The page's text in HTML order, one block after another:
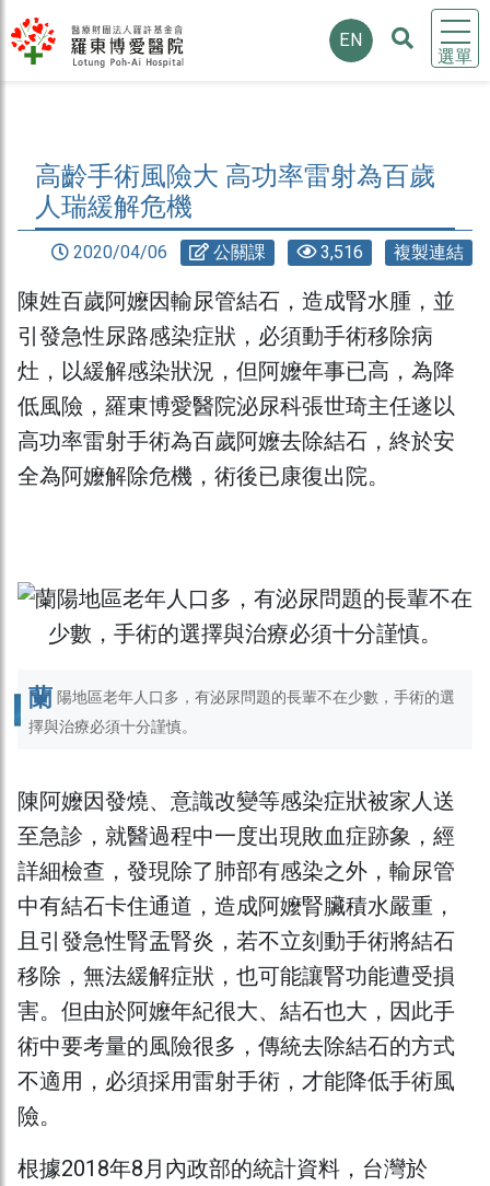
選單
EN
高齡手術風險大 高功率雷射為百歲
人瑞緩解危機
2020/04/06 公關課 3,516 複製連結
陳姓百歲阿嬤因輸尿管結石，造成腎水腫，並
引發急性尿路感染症狀，必須動手術移除病
灶，以緩解感染狀況，但阿嬤年事已高，為降
低風險，羅東博愛醫院泌尿科張世琦主任遂以
高功率雷射手術為百歲阿嬤去除結石，終於安
全為阿嬤解除危機，術後已康復出院。
蘭陽地區老年人口多，有泌尿問題的長輩不在少數，手術的選
擇與治療必須十分謹慎。
陳阿嬤因發燒、意識改變等感染症狀被家人送
至急診，就醫過程中一度出現敗血症跡象，經
詳細檢查，發現除了肺部有感染之外，輸尿管
中有結石卡住通道，造成阿嬤腎臟積水嚴重，
且引發急性腎盂腎炎，若不立刻動手術將結石
移除，無法緩解症狀，也可能讓腎功能遭受損
害。但由於阿嬤年紀很大、結石也大，因此手
術中要考量的風險很多，傳統去除結石的方式
不適用，必須採用雷射手術，才能降低手術風
險。
根據2018年8月內政部的統計資料，台灣於